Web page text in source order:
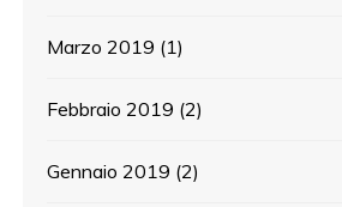
Marzo 2019 (1)
Febbraio 2019 (2)
Gennaio 2019 (2)